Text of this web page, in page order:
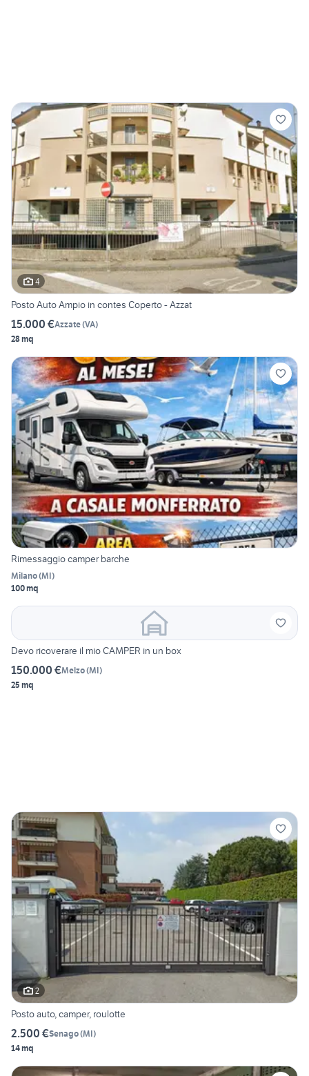
4
Posto Auto Ampio in contes Coperto - Azzat
15.000 €Azzate(VA)
28 mq
Rimessaggio camper barche
Milano(MI)
100 mq
Devo ricoverare il mio CAMPER in un box
150.000 €Melzo(MI)
25 mq
2
Posto auto, camper, roulotte
2.500 €Senago(MI)
14 mq